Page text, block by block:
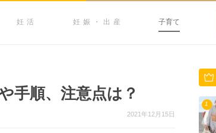
妊活 妊娠・出産 子育て
手順、注意点は？
2021年12月15日
1